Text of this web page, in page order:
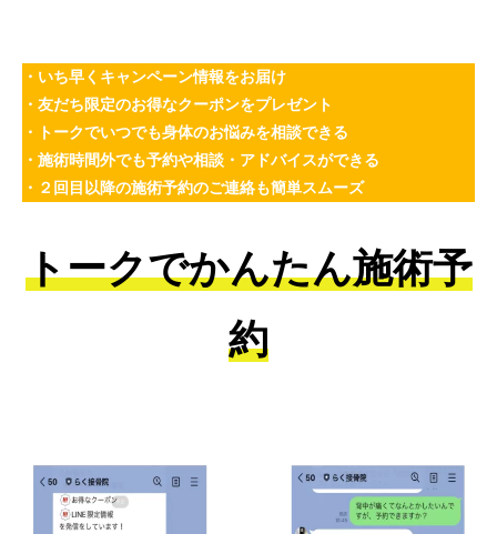
・いち早くキャンペーン情報をお届け
・友だち限定のお得なクーポンをプレゼント
・トークでいつでも身体のお悩みを相談できる
・施術時間外でも予約や相談・アドバイスができる
・２回目以降の施術予約のご連絡も簡単スムーズ
トークでかんたん施術予
約